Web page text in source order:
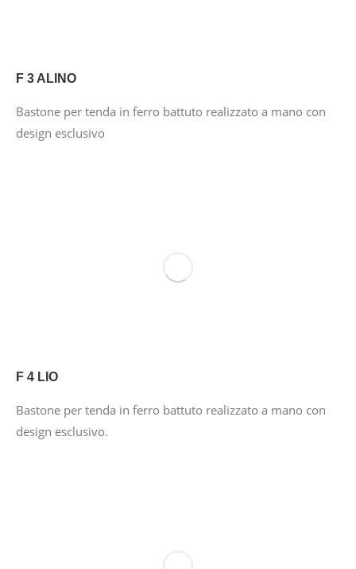
F 3 ALINO
Bastone per tenda in ferro battuto realizzato a mano con
design esclusivo
F 4 LIO
Bastone per tenda in ferro battuto realizzato a mano con
design esclusivo.